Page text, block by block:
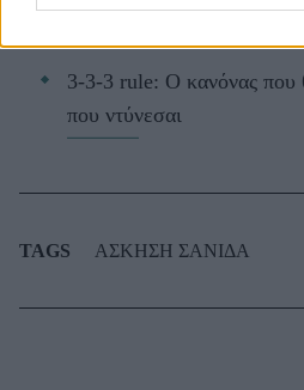
καθαρίζεις κάθε εβδομάδα
3-3-3 rule: Ο κανόνας που
που ντύνεσαι
TAGS ΑΣΚΗΣΗ ΣΑΝΙΔΑ